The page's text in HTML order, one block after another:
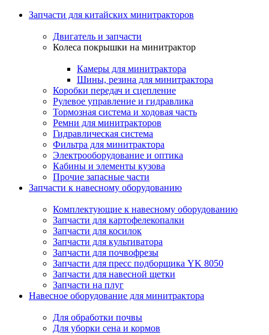
Запчасти для китайских минитракторов
Двигатель и запчасти
Колеса покрышки на минитрактор
Камеры для минитрактора
Шины, резина для минитрактора
Коробки передач и сцепление
Рулевое управление и гидравлика
Тормозная система и ходовая часть
Ремни для минитракторов
Гидравлическая система
Фильтра для минитрактора
Электрооборудование и оптика
Кабины и элементы кузова
Прочие запасные части
Запчасти к навесному оборудованию
Комплектующие к навесному оборудованию
Запчасти для картофелекопалки
Запчасти для косилок
Запчасти для культиватора
Запчасти для почвофрезы
Запчасти для пресс подборщика YK 8050
Запчасти для навесной щетки
Запчасти на плуг
Навесное оборудование для минитрактора
Для обработки почвы
Для уборки сена и кормов